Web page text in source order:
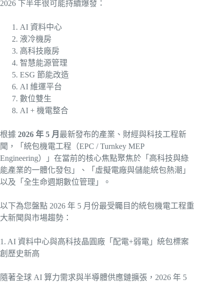
2026 下半年很可能持續爆發：
AI 資料中心
液冷機房
高科技廠房
智慧能源管理
ESG 節能改造
AI 維運平台
數位雙生
AI + 機電整合
根據 2026 年 5 月 最新發布的產業、財經與科技工程新
聞，「統包機電工程（EPC / Turnkey MEP
Engineering）」在當前的核心焦點聚焦於「高科技與綠
能產業的一體化發包」、「虛擬電廠與儲能統包熱潮」
以及「全生命週期數位管理」。
以下為您盤點 2026 年 5 月份最受矚目的統包機電工程重
大新聞與市場趨勢：
1. AI 資料中心與高科技晶圓廠「配電+弱電」統包標案
創歷史新高
隨著全球 AI 算力需求與半導體供應鏈擴張，2026 年 5